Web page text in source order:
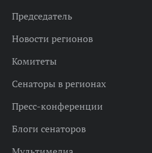
Председатель
Новости регионов
Комитеты
Сенаторы в регионах
Пресс-конференции
Блоги сенаторов